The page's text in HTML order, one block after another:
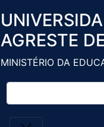
AGRESTE
MINISTÉRIO DA